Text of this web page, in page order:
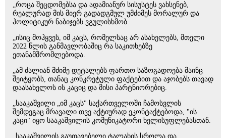
„როცა შეცდომებსა და ადამიანურ სისუსტეს ვახსენებ,
რეალურად მის მიერ გადადგმულ უმძიმეს მორალურ და
პოლიტიკურ ნაბიჯებს ვგულისხმობ.
„ისიც მოჰყვეს, იმ კაცს, რომელსაც არ ასახელებს, მთელი
2022 წლის განმავლობაშიც რა საკითხებზე
ეთანამშრომლებოდა.
„ამ ძალიან მძიმე დეტალებს ფართო საზოგადოება მაინც
შეიტყობს, თანაც კონკრეტული ფაქტებით და აჯობებს თავად
დაასახელოს ის კაციც და მისი პარტნიორებიც.
„სააკაშვილი „იმ კაცს" საქართველოში ჩამოსვლის
შემდეგაც მრავალი თვე აქტიურად ეკონტაქტებოდა, "ის
კაცი" იყო სააკაშვილის კომუნიკატორი ხელისუფლებასთან.
„სააკაშვილის გაუთავებელი ტალახის სროლა და